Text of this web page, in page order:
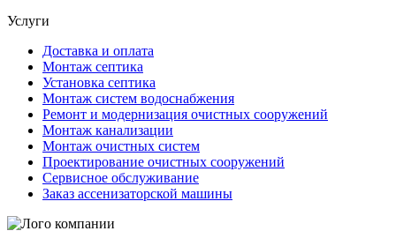
Услуги
Доставка и оплата
Монтаж септика
Установка септика
Монтаж систем водоснабжения
Ремонт и модернизация очистных сооружений
Монтаж канализации
Монтаж очистных систем
Проектирование очистных сооружений
Сервисное обслуживание
Заказ ассенизаторской машины